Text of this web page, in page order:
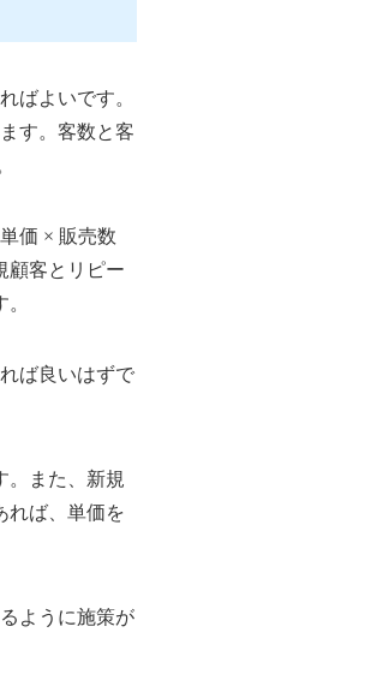
ばよいです。
す。客数と客
価 × 販売数
顧客とリピー
ば良いはずで
。また、新規
れば、単価を
ように施策が